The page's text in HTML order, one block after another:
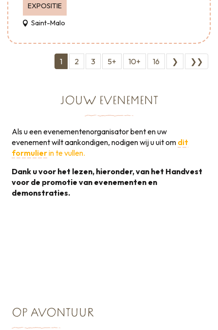
EXPOSITIE
Saint-Malo
1 2 3 5+ 10+ 16 ❯ ❯❯
JOUW EVENEMENT
Als u een evenementenorganisator bent en uw
evenement wilt aankondigen, nodigen wij u uit om dit
formulierin te vullen.
Dank u voor het lezen, hieronder, van het Handvest
voor de promotie van evenementen en
demonstraties.
OP AVONTUUR